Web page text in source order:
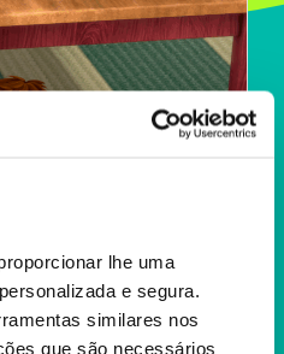
lhe uma
e segura.
similares nos
que são necessários